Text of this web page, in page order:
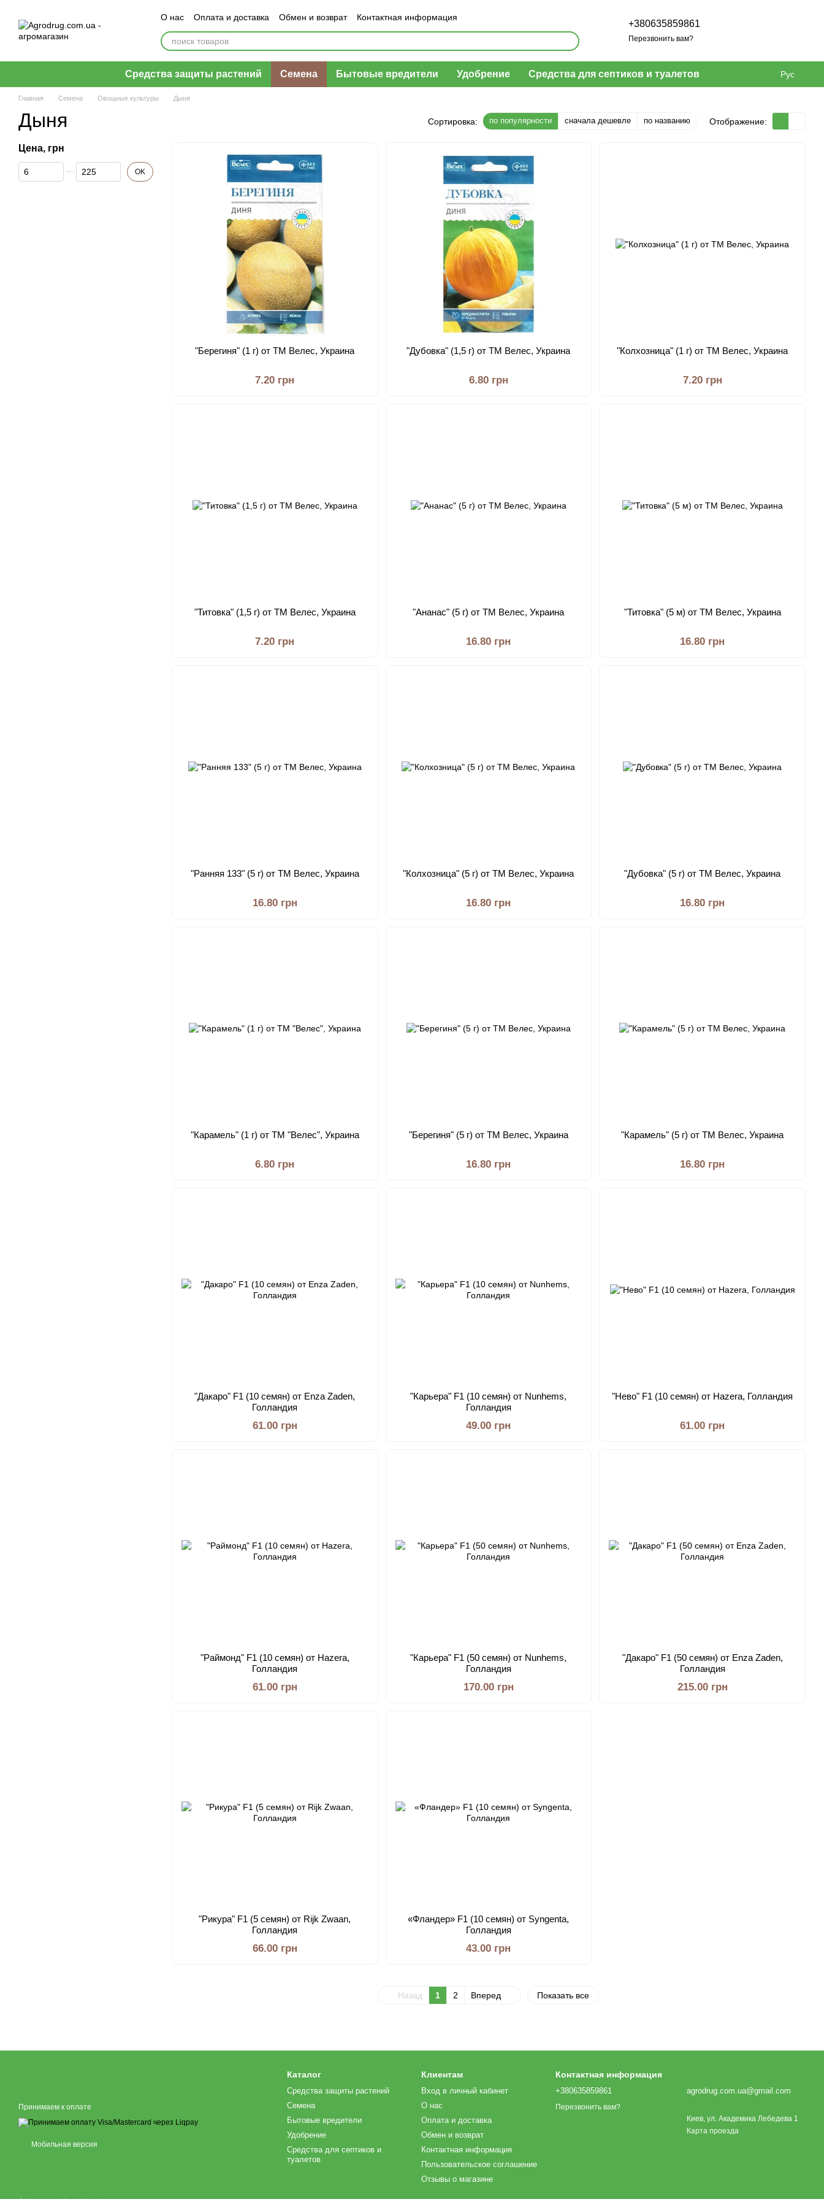
О нас Оплата и доставка Обмен и возврат
Контактная информация
Пользовательское соглашение
Отзывы о магазине
+380635859861
Перезвонить вам?
Средства защиты растений Семена Бытовые вредители Удобрение Средства для септиков и туалетов Рус
Главная Семена Овощные культуры Дыня
Дыня Сортировка: по популярности сначала дешевле по названию Отображение:
"Берегиня" (1 г) от ТМ Велес, Украина
7.20 грн
"Дубовка" (1,5 г) от ТМ Велес, Украина
6.80 грн
"Колхозница" (1 г) от ТМ Велес, Украина
7.20 грн
"Титовка" (1,5 г) от ТМ Велес, Украина
7.20 грн
"Ананас" (5 г) от ТМ Велес, Украина
16.80 грн
"Титовка" (5 м) от ТМ Велес, Украина
16.80 грн
"Ранняя 133" (5 г) от ТМ Велес, Украина
16.80 грн
"Колхозница" (5 г) от ТМ Велес, Украина
16.80 грн
"Дубовка" (5 г) от ТМ Велес, Украина
16.80 грн
"Карамель" (1 г) от ТМ "Велес", Украина
6.80 грн
"Берегиня" (5 г) от ТМ Велес, Украина
16.80 грн
"Карамель" (5 г) от ТМ Велес, Украина
16.80 грн
"Дакаро" F1 (10 семян) от Enza Zaden,
Голландия
61.00 грн
"Карьера" F1 (10 семян) от Nunhems,
Голландия
49.00 грн
"Нево" F1 (10 семян) от Hazera, Голландия
61.00 грн
"Раймонд" F1 (10 семян) от Hazera,
Голландия
61.00 грн
"Карьера" F1 (50 семян) от Nunhems,
Голландия
170.00 грн
"Дакаро" F1 (50 семян) от Enza Zaden,
Голландия
215.00 грн
"Рикура" F1 (5 семян) от Rijk Zwaan,
Голландия
66.00 грн
«Фландер» F1 (10 семян) от Syngenta,
Голландия
43.00 грн
Назад 1 2 Вперед Показать все
Цена, грн
От Цена, грн
До Цена, грн OK
Принимаем к оплате
Мобильная версия
Каталог
Средства защиты растений
Семена
Бытовые вредители
Удобрение
Средства для септиков и
туалетов
Клиентам
Вход в личный кабинет
О нас
Оплата и доставка
Обмен и возврат
Контактная информация
Пользовательское соглашение
Отзывы о магазине
Контактная информация
+380635859861
Перезвонить вам?
agrodrug.com.ua@gmail.com
Киев, ул. Академика Лебедева 1
Карта проезда